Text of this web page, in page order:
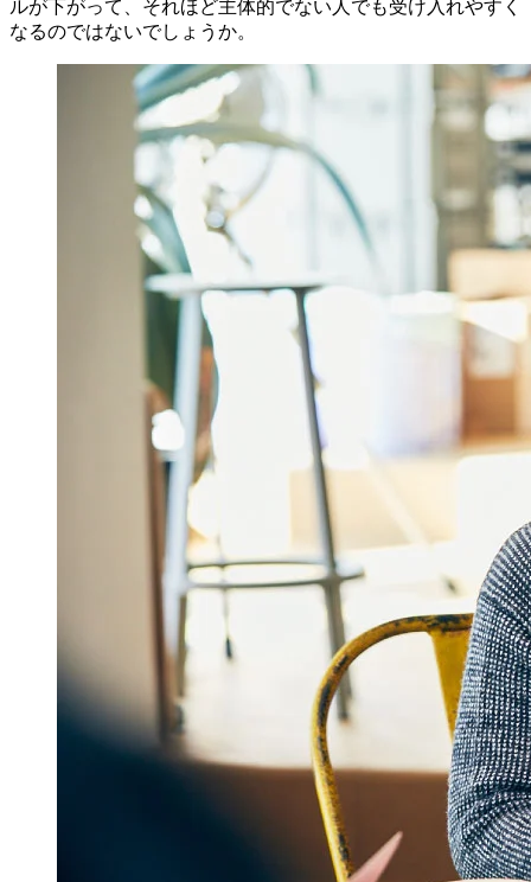
ルが下がって、それほど主体的でない人でも受け入れやすく
なるのではないでしょうか。